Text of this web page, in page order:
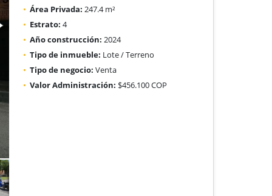
Área Privada: 247.4 m²
Estrato: 4
Año construcción: 2024
Tipo de inmueble: Lote / Terreno
Tipo de negocio: Venta
Valor Administración: $456.100 COP